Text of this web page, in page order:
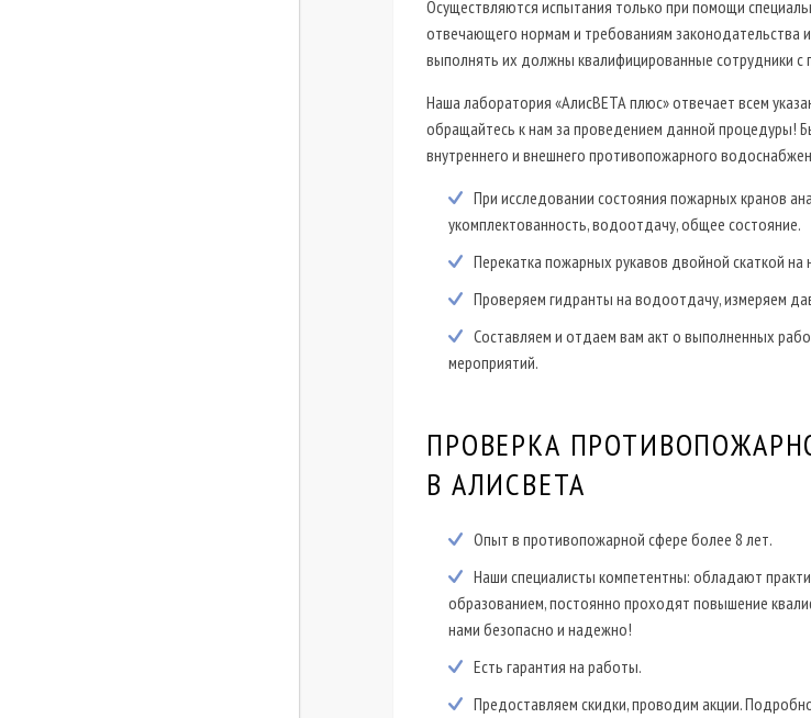
Осуществляются испытания только при помощи
отвечающего нормам и требованиям законодательства
выполнять их должны квалифицированные сотрудники с
Наша лаборатория «АлисВЕТА плюс» отвечает всем
обращайтесь к нам за проведением данной процедуры!
внутреннего и внешнего противопожарного
При исследовании состояния пожарных кранов
укомплектованность, водоотдачу, общее состояние.
Перекатка пожарных рукавов двойной скаткой на
Проверяем гидранты на водоотдачу, измеряем
Составляем и отдаем вам акт о выполненных
мероприятий.
ПРОВЕРКА
В АЛИСВЕТА
Опыт в противопожарной сфере более 8 лет.
Наши специалисты компетентны: обладают
образованием, постоянно проходят повышение
нами безопасно и надежно!
Есть гарантия на работы.
Предоставляем скидки, проводим акции.